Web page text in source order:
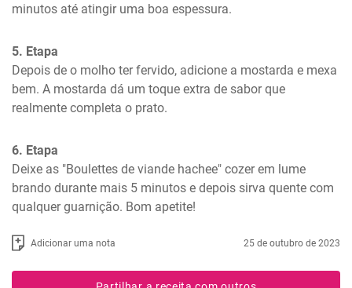
minutos até atingir uma boa espessura.
5. Etapa
Depois de o molho ter fervido, adicione a mostarda e mexa
bem. A mostarda dá um toque extra de sabor que
realmente completa o prato.
6. Etapa
Deixe as "Boulettes de viande hachee" cozer em lume
brando durante mais 5 minutos e depois sirva quente com
qualquer guarnição. Bom apetite!
Adicionar uma nota 25 de outubro de 2023